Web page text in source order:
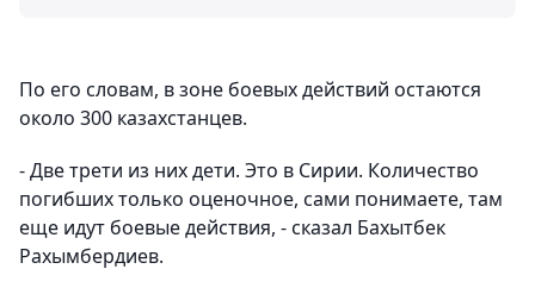
По его словам, в зоне боевых действий остаются
около 300 казахстанцев.
- Две трети из них дети. Это в Сирии. Количество
погибших только оценочное, сами понимаете, там
еще идут боевые действия, - сказал Бахытбек
Рахымбердиев.